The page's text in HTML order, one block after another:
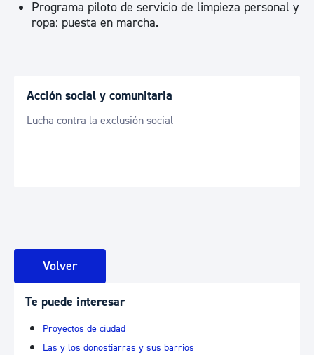
Programa piloto de servicio de limpieza personal y
ropa: puesta en marcha.
Acción social y comunitaria
Lucha contra la exclusión social
Volver
Te puede interesar
Proyectos de ciudad
Las y los donostiarras y sus barrios